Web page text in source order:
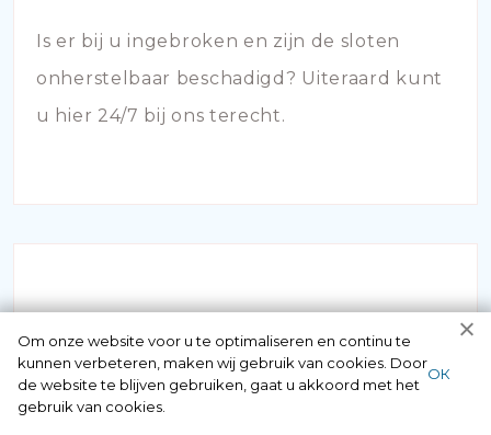
Is er bij u ingebroken en zijn de sloten
onherstelbaar beschadigd? Uiteraard kunt
u hier 24/7 bij ons terecht.
NOODOPENING AUTO
Om onze website voor u te optimaliseren en continu te
kunnen verbeteren, maken wij gebruik van cookies. Door
de website te blijven gebruiken, gaat u akkoord met het
gebruik van cookies.
ОК